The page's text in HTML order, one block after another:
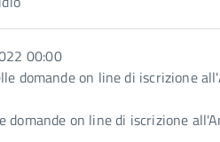
00:00
domande on line di iscrizione
domande on line di iscrizione